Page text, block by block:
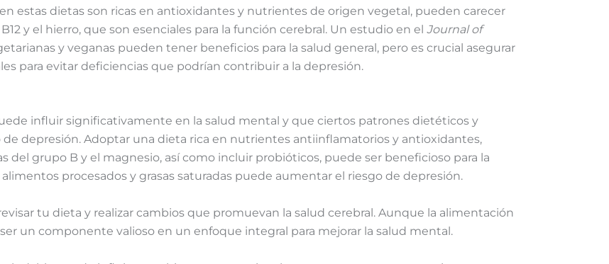
estas dietas son ricas en antioxidantes y nutrientes de origen vegetal, pueden carecer
y el hierro, que son esenciales para la función cerebral. Un estudio en el Journal of
y veganas pueden tener beneficios para la salud general, pero es crucial asegurar
para evitar deficiencias que podrían contribuir a la depresión.
influir significativamente en la salud mental y que ciertos patrones dietéticos y
depresión. Adoptar una dieta rica en nutrientes antiinflamatorios y antioxidantes,
del grupo B y el magnesio, así como incluir probióticos, puede ser beneficioso para la
procesados y grasas saturadas puede aumentar el riesgo de depresión.
tu dieta y realizar cambios que promuevan la salud cerebral. Aunque la alimentación
un componente valioso en un enfoque integral para mejorar la salud mental.